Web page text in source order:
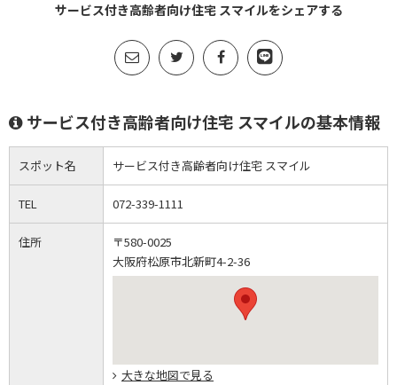
サービス付き高齢者向け住宅 スマイルをシェアする
サービス付き高齢者向け住宅 スマイルの基本情報
スポット名 サービス付き高齢者向け住宅 スマイル
TEL 072-339-1111
住所
〒580-0025
大阪府松原市北新町4-2-36
大きな地図で見る